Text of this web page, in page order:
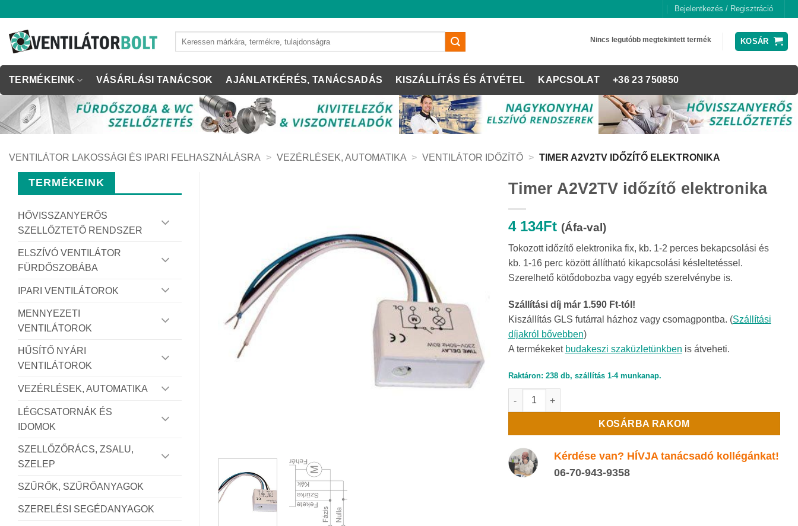
content
Bejelentkezés / Regisztráció
Nincs legutóbb megtekintett termék KOSÁR
TERMÉKEINK VÁSÁRLÁSI TANÁCSOK AJÁNLATKÉRÉS, TANÁCSADÁS KISZÁLLÍTÁS ÉS ÁTVÉTEL KAPCSOLAT +36 23 750850
VENTILÁTOR LAKOSSÁGI ÉS IPARI FELHASZNÁLÁSRA > VEZÉRLÉSEK, AUTOMATIKA > VENTILÁTOR IDŐZÍTŐ > TIMER A2V2TV IDŐZÍTŐ ELEKTRONIKA
TERMÉKEINK
HŐVISSZANYERŐS
SZELLŐZTETŐ RENDSZER
ELSZÍVÓ VENTILÁTOR
FÜRDŐSZOBÁBA
IPARI VENTILÁTOROK
MENNYEZETI
VENTILÁTOROK
HŰSÍTŐ NYÁRI
VENTILÁTOROK
VEZÉRLÉSEK, AUTOMATIKA
LÉGCSATORNÁK ÉS
IDOMOK
SZELLŐZŐRÁCS, ZSALU,
SZELEP
SZŰRŐK, SZŰRŐANYAGOK
SZERELÉSI SEGÉDANYAGOK
Timer A2V2TV időzítő elektronika
4 134Ft (Áfa-val)
Tokozott időzítő elektronika fix, kb. 1-2 perces bekapcsolási és
kb. 1-16 perc között állítható kikapcsolási késleltetéssel.
Szerelhető kötődobozba vagy egyéb szerelvénybe is.
Szállítási díj már 1.590 Ft-tól!
Kiszállítás GLS futárral házhoz vagy csomagpontba. (Szállítási
díjakról bővebben)
A termékeket budakeszi szaküzletünkben is átveheti.
Raktáron: 238 db, szállítás 1-4 munkanap.
Timer A2V2TV időzítő elektronika mennyiség
KOSÁRBA RAKOM
Kérdése van? HÍVJA tanácsadó kollégánkat!
06-70-943-9358